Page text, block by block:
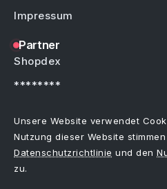
Impressum
Partner
Shopdex
********
Copyright © by Weblinks4U.de
Unsere Website verwendet
Nutzung dieser Website
Datenschutzrichtlinie und den
zu.